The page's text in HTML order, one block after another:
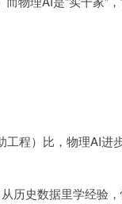
程）比，物理AI进
历史数据里学经验